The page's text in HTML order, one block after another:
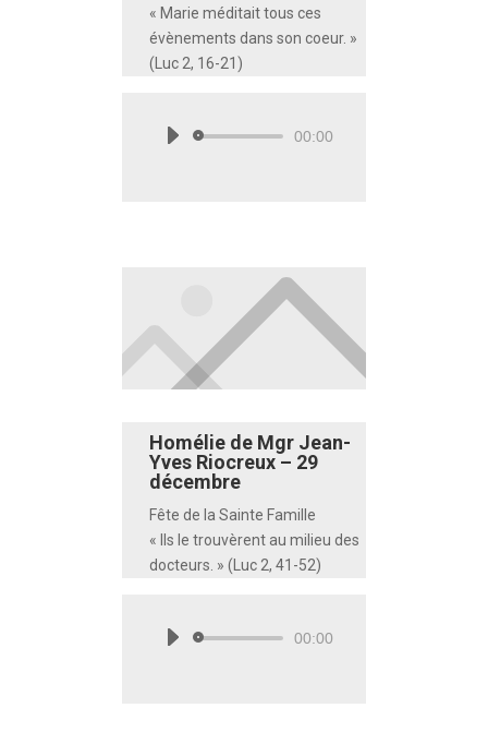
« Marie méditait tous ces
évènements dans son coeur. »
(Luc 2, 16-21)
Lecteur00:00
Homélie de Mgr Jean-
Yves Riocreux – 29
décembre
Fête de la Sainte Famille
« Ils le trouvèrent au milieu des
docteurs. » (Luc 2, 41-52)
Lecteur00:00